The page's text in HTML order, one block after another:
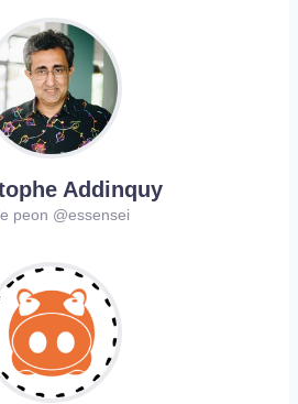
Addinquy
peon @essensei